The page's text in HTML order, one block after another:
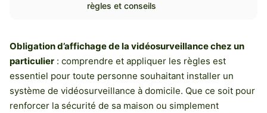
règles et conseils
Obligation d’affichage de la vidéosurveillance chez un
particulier : comprendre et appliquer les règles est
essentiel pour toute personne souhaitant installer un
système de vidéosurveillance à domicile. Que ce soit pour
renforcer la sécurité de sa maison ou simplement